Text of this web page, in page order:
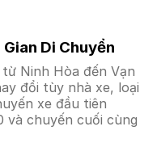
Di Chuyển
Ninh Hòa đến Vạn
đổi tùy nhà xe, loại
xe đầu tiên
và chuyến cuối cùng